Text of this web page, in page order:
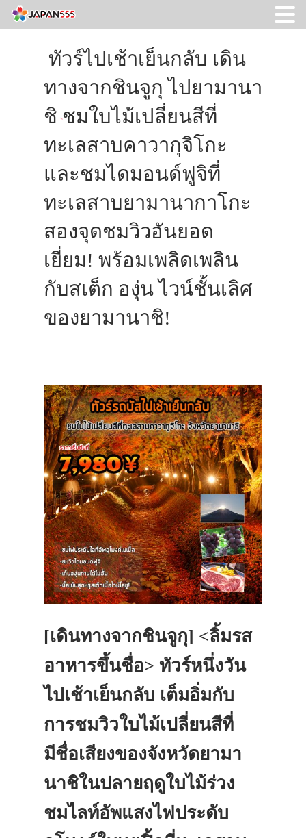
ทัวร์ไปเช้าเย็นกลับ เดิน
ทางจากชินจูกุ ไปยามานา
ชิ ชมใบไม้เปลี่ยนสีที่
ทะเลสาบคาวากุจิโกะ
และชมไดมอนด์ฟูจิที่
ทะเลสาบยามานากาโกะ
สองจุดชมวิวอันยอด
เยี่ยม! พร้อมเพลิดเพลิน
กับสเต็ก องุ่น ไวน์ชั้นเลิศ
ของยามานาชิ!
[เดินทางจากชินจูกุ] <ลิ้มรส
อาหารขึ้นชื่อ> ทัวร์หนึ่งวัน
ไปเช้าเย็นกลับ เต็มอิ่มกับ
การชมวิวใบไม้เปลี่ยนสีที่
มีชื่อเสียงของจังหวัดยามา
นาชิในปลายฤดูใบไม้ร่วง
ชมไลท์อัพแสงไฟประดับ